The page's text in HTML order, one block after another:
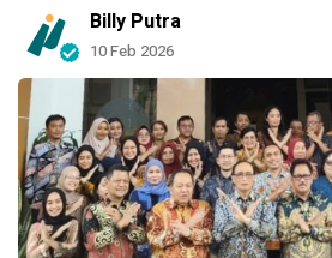
Billy Putra
10 Feb 2026